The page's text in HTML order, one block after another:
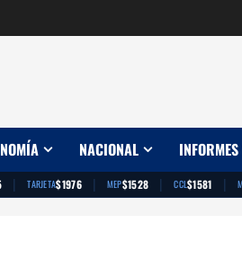
NACIONAL
| TARJETA$1976 | MEP$1528 | CCL$1581 |